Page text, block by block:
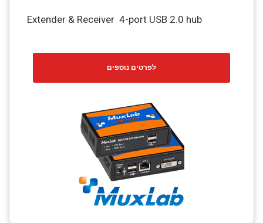
Extender & Receiver 4-port USB 2.0 hub
לפרטים נוספים